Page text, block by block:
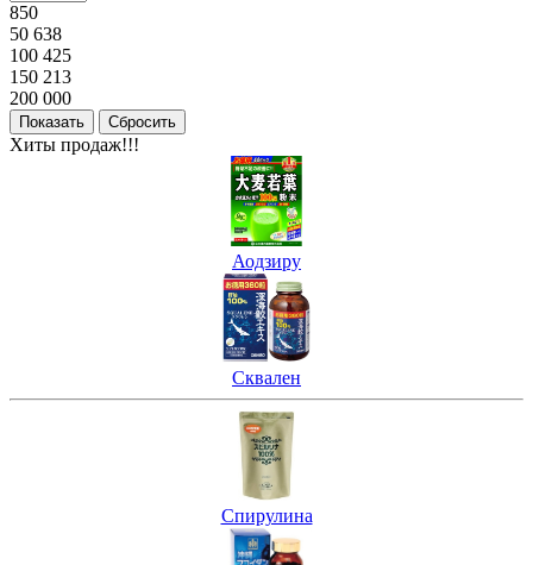
850
50 638
100 425
150 213
200 000
Хиты продаж!!!
Аодзиру
Сквален
Спирулина